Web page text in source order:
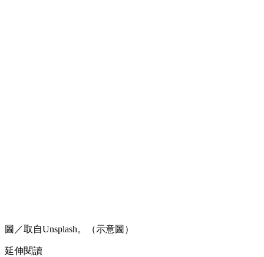
圖／取自Unsplash。（示意圖）
延伸閱讀